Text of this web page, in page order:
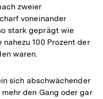
zweier
voneinander
stark geprägt wie
100 Prozent der
waren.
sich abschwächender
den Gang oder gar